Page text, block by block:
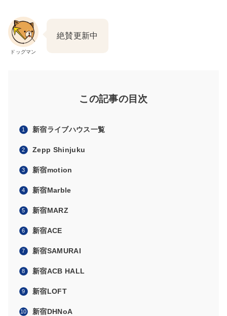
ドッグマン
絶賛更新中
この記事の目次
新宿ライブハウス一覧
Zepp Shinjuku
新宿motion
新宿Marble
新宿MARZ
新宿ACE
新宿SAMURAI
新宿ACB HALL
新宿LOFT
新宿DHNoA